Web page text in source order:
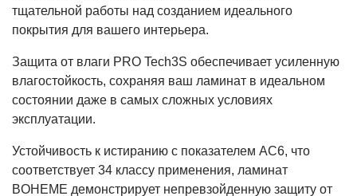
тщательной работы над созданием идеального
покрытия для вашего интерьера.
Защита от влаги PRO Tech3S обеспечивает усиленную
влагостойкость, сохраняя ваш ламинат в идеальном
состоянии даже в самых сложных условиях
эксплуатации.
Устойчивость к истиранию с показателем AC6, что
соответствует 34 классу применения, ламинат
BOHEME демонстрирует непревзойденную защиту от